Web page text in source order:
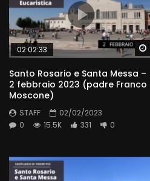
Later
02:02:33
Santo Rosario e Santa Messa –
2 febbraio 2023 (padre Franco
Moscone)
STAFF
02/02/2023
0
15.5K 331 0